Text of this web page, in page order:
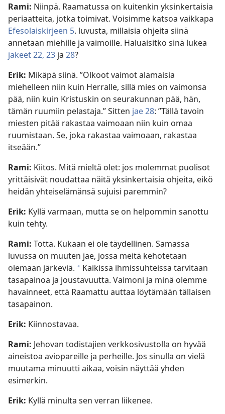
Rami: Niinpä. Raamatussa on kuitenkin yksinkertaisia
periaatteita, jotka toimivat. Voisimme katsoa vaikkapa
Efesolaiskirjeen 5. luvusta, millaisia ohjeita siinä
annetaan miehille ja vaimoille. Haluaisitko sinä lukea
jakeet 22, 23 ja 28?
Erik: Mikäpä siinä. ”Olkoot vaimot alamaisia
miehelleen niin kuin Herralle, sillä mies on vaimonsa
pää, niin kuin Kristuskin on seurakunnan pää, hän,
tämän ruumiin pelastaja.” Sitten jae 28: ”Tällä tavoin
miesten pitää rakastaa vaimoaan niin kuin omaa
ruumistaan. Se, joka rakastaa vaimoaan, rakastaa
itseään.”
Rami: Kiitos. Mitä mieltä olet: jos molemmat puolisot
yrittäisivät noudattaa näitä yksinkertaisia ohjeita, eikö
heidän yhteiselämänsä sujuisi paremmin?
Erik: Kyllä varmaan, mutta se on helpommin sanottu
kuin tehty.
Rami: Totta. Kukaan ei ole täydellinen. Samassa
luvussa on muuten jae, jossa meitä kehotetaan
olemaan järkeviä. * Kaikissa ihmissuhteissa tarvitaan
tasapainoa ja joustavuutta. Vaimoni ja minä olemme
havainneet, että Raamattu auttaa löytämään tällaisen
tasapainon.
Erik: Kiinnostavaa.
Rami: Jehovan todistajien verkkosivustolla on hyvää
aineistoa aviopareille ja perheille. Jos sinulla on vielä
muutama minuutti aikaa, voisin näyttää yhden
esimerkin.
Erik: Kyllä minulta sen verran liikenee.